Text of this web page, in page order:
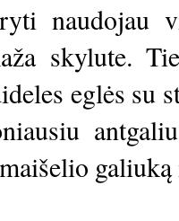
naudojau
skylute.
eglės